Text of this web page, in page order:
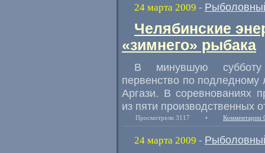
24 марта 2009 -
Челябинские
«зимнего» рыбака
В минувшую субботу
первенство по
Аргази. В соревнованиях
из пяти производственных
Просмотрели 3117 • Комментарии
24 марта 2009 -